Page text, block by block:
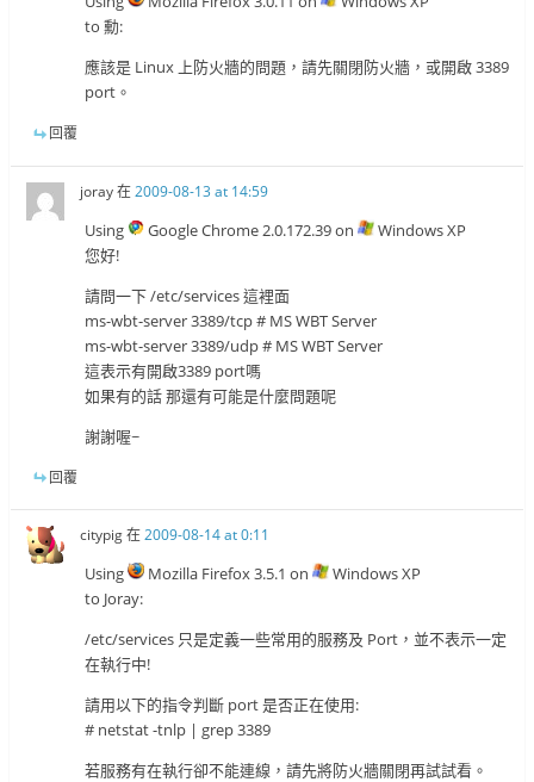
to 勳:
應該是 Linux 上防火牆的問題，請先關閉防火牆，或開啟 3389
port。
回覆
joray在2009-08-13 at 14:59
Using Google Chrome 2.0.172.39 on
Windows XP
您好!
請問一下 /etc/services 這裡面
ms-wbt-server 3389/tcp # MS WBT Server
ms-wbt-server 3389/udp # MS WBT Server
這表示有開啟3389 port嗎
如果有的話 那還有可能是什麼問題呢
謝謝喔~
回覆
citypig在2009-08-14 at 0:11
Using Mozilla Firefox 3.5.1 on
Windows XP
to Joray:
/etc/services 只是定義一些常用的服務及 Port，並不表示一定
在執行中!
請用以下的指令判斷 port 是否正在使用:
# netstat -tnlp | grep 3389
若服務有在執行卻不能連線，請先將防火牆關閉再試試看。